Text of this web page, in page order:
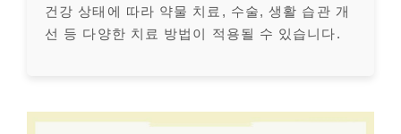
건강 상태에 따라 약물 치료, 수술, 생활 습관 개
선 등 다양한 치료 방법이 적용될 수 있습니다.